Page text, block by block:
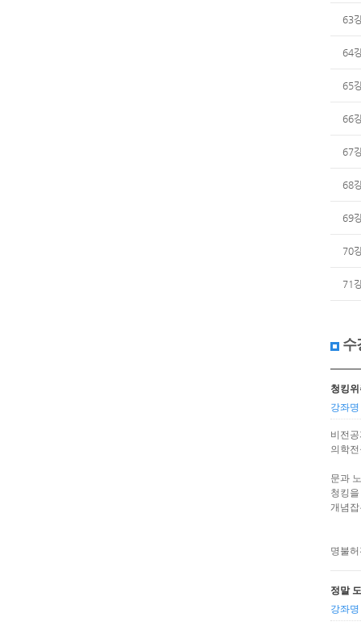
63
64
65
66
67
68
69
70
71
수
청킹
강좌
비전
의학
문과
청킹
개념
명불
정말
강좌